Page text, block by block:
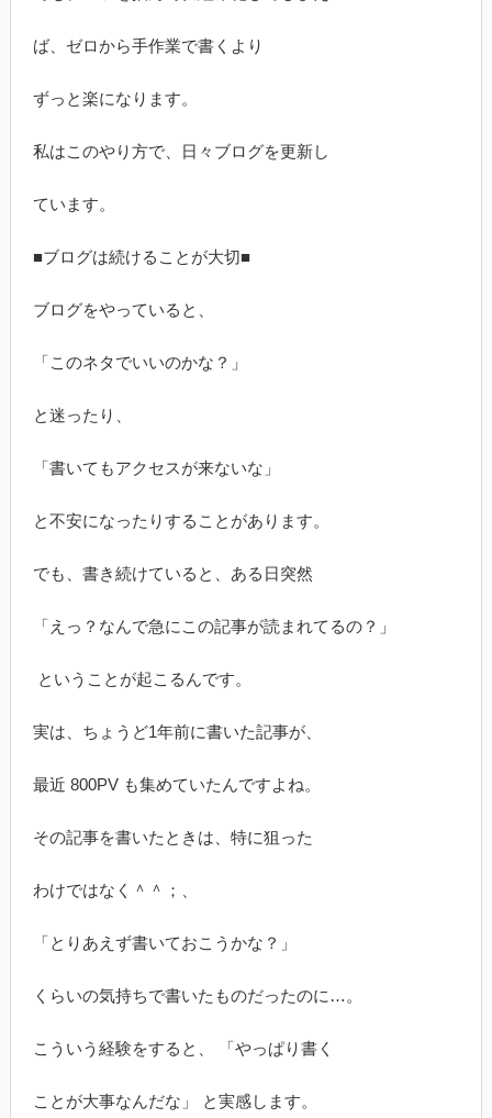
ば、ゼロから手作業で書くより
ずっと楽になります。
私はこのやり方で、日々ブログを更新し
ています。
■ブログは続けることが大切■
ブログをやっていると、
「このネタでいいのかな？」
と迷ったり、
「書いてもアクセスが来ないな」
と不安になったりすることがあります。
でも、書き続けていると、ある日突然
「えっ？なんで急にこの記事が読まれてるの？」
ということが起こるんです。
実は、ちょうど1年前に書いた記事が、
最近 800PV も集めていたんですよね。
その記事を書いたときは、特に狙った
わけではなく＾＾；、
「とりあえず書いておこうかな？」
くらいの気持ちで書いたものだったのに…。
こういう経験をすると、 「やっぱり書く
ことが大事なんだな」 と実感します。